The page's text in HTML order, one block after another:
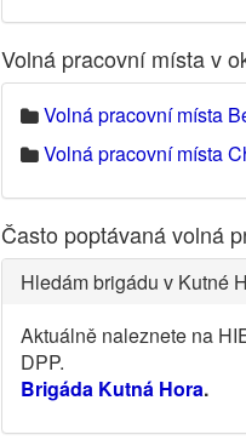
Volná pracovní místa v
Volná pracovní místa
Volná pracovní místa
Často poptávaná volná
Hledám brigádu v Kutné
Aktuálně naleznete na
DPP.
Brigáda Kutná Hora.